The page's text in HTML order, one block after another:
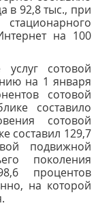
в 92,8 тыс., при
на 100
сотовой
на 1 января
сотовой
составило
сотовой
составил 129,7
подвижной
поколения
процентов
на которой